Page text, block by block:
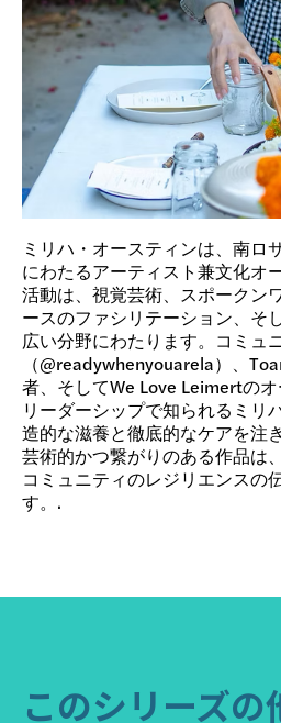
ミリハ・オースティンは、南ロ
にわたるアーティスト兼文化オ
活動は、視覚芸術、スポークン
ースのファシリテーション、そ
広い分野にわたります。コミュ
（@readywhenyouarela）、
者、そしてWe Love Leimertの
リーダーシップで知られるミリ
造的な滋養と徹底的なケアを注
芸術的かつ繋がりのある作品は
コミュニティのレジリエンスの
す。.
このシリーズ